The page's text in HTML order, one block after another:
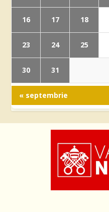
16 17 18
23 24 25
30 31
« septembrie